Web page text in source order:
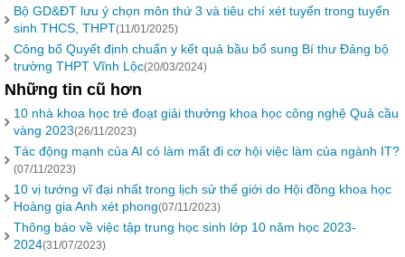
Bộ GD&ĐT lưu ý chọn môn thứ 3 và tiêu chí xét tuyển trong tuyển
sinh THCS, THPT(11/01/2025)
Công bố Quyết định chuẩn y kết quả bầu bổ sung Bí thư Đảng bộ
trường THPT Vĩnh Lộc(20/03/2024)
Những tin cũ hơn
10 nhà khoa học trẻ đoạt giải thưởng khoa học công nghệ Quả cầu
vàng 2023(26/11/2023)
Tác động mạnh của AI có làm mất đi cơ hội việc làm của ngành IT?
(07/11/2023)
10 vị tướng vĩ đại nhất trong lịch sử thế giới do Hội đồng khoa học
Hoàng gia Anh xét phong(07/11/2023)
Thông báo về việc tập trung học sinh lớp 10 năm học 2023-
2024(31/07/2023)